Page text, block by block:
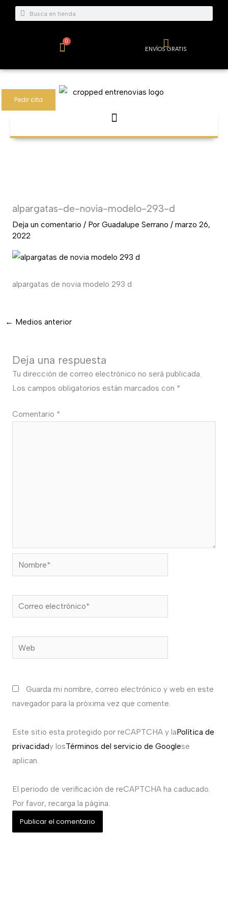
Buscar
Buscar
0
Carrito ENVÍOS GRATIS
Pedir cita
alpargatas-de-novia-modelo-293-d
Deja un comentario / Por Guadalupe Serrano / marzo 26,
2022
alpargatas de novia modelo 293 d
← Medios anterior
Deja una respuesta
Tu dirección de correo electrónico no será publicada.
Los campos obligatorios están marcados con *
Comentario *
Nombre*
Correo
electrónico*
Web
Guarda mi nombre, correo electrónico y web en este
navegador para la próxima vez que comente.
Este sitio esta protegido por reCAPTCHA y laPolítica de
privacidady losTérminos del servicio de Googlese
aplican.
El periodo de verificación de reCAPTCHA ha caducado.
Por favor, recarga la página.